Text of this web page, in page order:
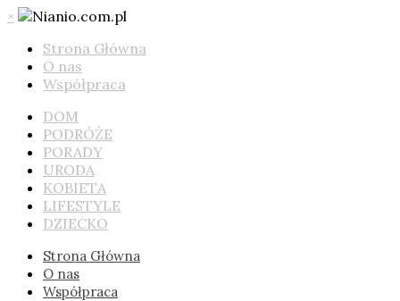
×
Strona Główna
O nas
Współpraca
DOM
PODRÓŻE
PORADY
URODA
KOBIETA
LIFESTYLE
DZIECKO
Strona Główna
O nas
Współpraca